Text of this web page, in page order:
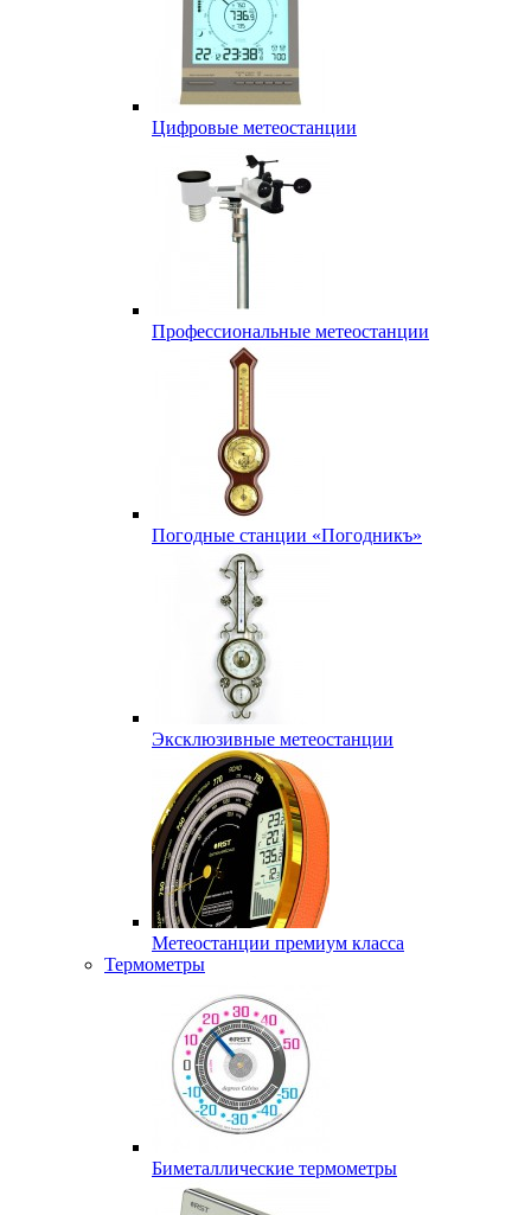
Цифровые метеостанции
Профессиональные метеостанции
Погодные станции «Погодникъ»
Эксклюзивные метеостанции
Метеостанции премиум класса
Термометры
Биметаллические термометры